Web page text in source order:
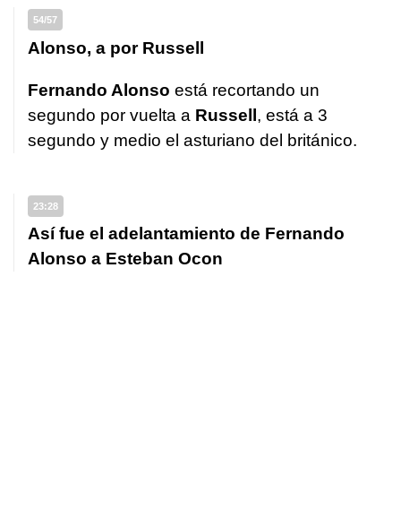
54/57
Alonso, a por Russell
Fernando Alonso está recortando un
segundo por vuelta a Russell, está a 3
segundo y medio el asturiano del británico.
23:28
Así fue el adelantamiento de Fernando
Alonso a Esteban Ocon